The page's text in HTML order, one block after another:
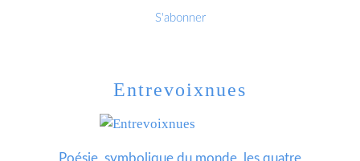
Entrevoixnues
Poésie, symbolique du monde, les quatre